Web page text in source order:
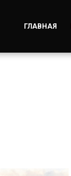
ГЛАВНАЯ